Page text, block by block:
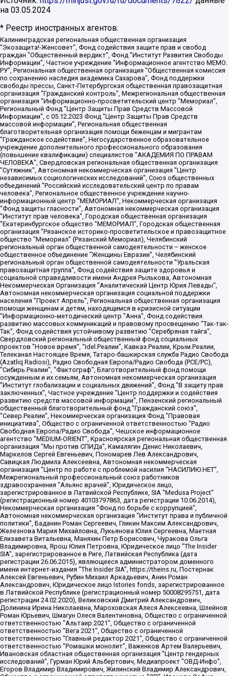
на 03.05.2024
* Реестр иностранных агентов:
Калининградская региональная общественная организация "Экозащита!-Женсовет", Фонд содействия защите прав и свобод граждан "Общественный вердикт", Фонд "Институт Развития Свободы Информации", Частное учреждение "Информационное агентство МЕМО. РУ", Региональная общественная организация "Общественная комиссия по сохранению наследия академика Сахарова", Фонд поддержки свободы прессы, Санкт-Петербургская общественная правозащитная организация "Гражданский контроль", Межрегиональная общественная организация "Информационно-просветительский центр "Мемориал", Региональный Фонд "Центр Защиты Прав Средств Массовой Информации", с 05.12.2023 Фонд "Центр Защиты Прав Средств массовой информации", Региональная общественная благотворительная организация помощи беженцам и мигрантам "Гражданское содействие", Негосударственное образовательное учреждение дополнительного профессионального образования (повышение квалификации) специалистов "АКАДЕМИЯ ПО ПРАВАМ ЧЕЛОВЕКА", Свердловская региональная общественная организация "Сутяжник", Автономная некоммерческая организация "Центр независимых социологических исследований", Союз общественных объединений "Российский исследовательский центр по правам человека", Региональное общественное учреждение научно-информационный центр "МЕМОРИАЛ", Некоммерческая организация "Фонд защиты гласности", Автономная некоммерческая организация "Институт прав человека", Городская общественная организация "Екатеринбургское общество "МЕМОРИАЛ", Городская общественная организация "Рязанское историко-просветительское и правозащитное общество "Мемориал" (Рязанский Мемориал), Челябинский региональный орган общественной самодеятельности – женское общественное объединение "Женщины Евразии", Челябинский региональный орган общественной самодеятельности "Уральская правозащитная группа", Фонд содействия защите здоровья и социальной справедливости имени Андрея Рылькова, Автономная Некоммерческая Организация "Аналитический Центр Юрия Левады", Автономная некоммерческая организация социальной поддержки населения "Проект Апрель", Региональная общественная организация помощи женщинам и детям, находящимся в кризисной ситуации "Информационно-методический центр "Анна", Фонд содействия развитию массовых коммуникаций и правовому просвещению "Так-так-Так", Фонд содействия устойчивому развитию "Серебряная тайга", Свердловский региональный общественный фонд социальных проектов "Новое время", "Idel.Реалии", Кавказ.Реалии, Крым.Реалии, Телеканал Настоящее Время, Татаро-башкирская служба Радио Свобода (Azatliq Radiosi), Радио Свободная Европа/Радио Свобода (PCE/PC), "Сибирь.Реалии", "Фактограф", Благотворительный фонд помощи осужденным и их семьям, Автономная некоммерческая организация "Институт глобализации и социальных движений", Фонд "В защиту прав заключенных", Частное учреждение "Центр поддержки и содействия развитию средств массовой информации", Пензенский региональный общественный благотворительный фонд "Гражданский союз", "Север.Реалии", Некоммерческая организация Фонд "Правовая инициатива", Общество с ограниченной ответственностью "Радио Свободная Европа/Радио Свобода", Чешское информационное агентство "MEDIUM-ORIENT", Красноярская региональная общественная организация "Мы против СПИДа", Камалягин Денис Николаевич, Маркелов Сергей Евгеньевич, Пономарев Лев Александрович, Савицкая Людмила Алексеевна, Автономная некоммерческая организация "Центр по работе с проблемой насилия "НАСИЛИЮ.НЕТ", Межрегиональный профессиональный союз работников здравоохранения "Альянс врачей", Юридическое лицо, зарегистрированное в Латвийской Республике, SIA "Medusa Project" (регистрационный номер 40103797863, дата регистрации 10.06.2014), Некоммерческая организация "Фонд по борьбе с коррупцией", Автономная некоммерческая организация "Институт права и публичной политики", Баданин Роман Сергеевич, Гликин Максим Александрович, Железнова Мария Михайловна, Лукьянова Юлия Сергеевна, Маетная Елизавета Витальевна, Маняхин Петр Борисович, Чуракова Ольга Владимировна, Ярош Юлия Петровна, Юридическое лицо "The Insider SIA", зарегистрированное в Риге, Латвийская Республика (дата регистрации 26.06.2015), являющееся администратором доменного имени интернет-издания "The Insider SIA", https://theins.ru, Постернак Алексей Евгеньевич, Рубин Михаил Аркадьевич, Анин Роман Александрович, Юридическое лицо Istories fonds, зарегистрированное в Латвийской Республике (регистрационный номер 50008295751, дата регистрации 24.02.2020), Великовский Дмитрий Александрович, Долинина Ирина Николаевна, Мароховская Алеся Алексеевна, Шлейнов Роман Юрьевич, Шмагун Олеся Валентиновна, Общество с ограниченной ответственностью "Альтаир 2021", Общество с ограниченной ответственностью "Вега 2021", Общество с ограниченной ответственностью "Главный редактор 2021", Общество с ограниченной ответственностью "Ромашки монолит", Важенков Артем Валерьевич, Ивановская областная общественная организация "Центр гендерных исследований", Гурман Юрий Альбертович, Медиапроект "ОВД-Инфо", Егоров Владимир Владимирович, Жилинский Владимир Александрович, Общество с ограниченной ответственностью "ЗП", Иванова София Юрьевна, Карезина Инна Павловна, Кильтау Екатерина Викторовна, Петров Алексей Викторович, Пискунов Сергей Евгеньевич, Смирнов Сергей Сергеевич, Тихонов Михаил Сергеевич, Общество с ограниченной ответственностью "ЖУРНАЛИСТ-ИНОСТРАННЫЙ АГЕНТ", Арапова Галина Юрьевна, Вольтская Татьяна Анатольевна, Американская компания "Mason G.E.S. Anonymous Foundation" (США), являющаяся владельцем интернет-издания https://mnews.world/, Компания "Stichting Bellingcat", зарегистрированная в Нидерландах (дата регистрации 11.07.2018), Захаров Андрей Вячеславович, Клепиковская Екатерина Дмитриевна, Общество с ограниченной ответственностью "МЕМО", Перл Роман Александрович, Симонов Евгений Алексеевич, Соловьева Елена Анатольевна, Сотников Даниил Владимирович, Сурначева Елизавета Дмитриевна, Автономная некоммерческая организация по защите прав человека и информированию населения "Якутия – Наше Мнение", Общество с ограниченной ответственностью "Москоу диджитал медиа", с 26.01.2023 Общество с ограниченной ответственностью "Чайка Белые сады", Ветошкина Валерия Валерьевна, Заговора Максим Александрович, Межрегиональное общественное движение "Российская ЛГБТ - сеть", Оленичев Максим Владимирович, Павлов Иван Юрьевич, Скворцова Елена Сергеевна, Общество с ограниченной ответственностью "Как бы инагент", Кочетков Игорь Викторович, Общество с ограниченной ответственностью "Честные выборы", Еланчик Олег Александрович, Общество с ограниченной ответственностью "Нобелевский призыв", Гималова Регина Эмилевна, Григорьев Андрей Валерьевич, Григорьева Алина Александровна, Ассоциация по содействию защите прав призывников, альтернативнослужащих и военнослужащих "Правозащитная группа "Гражданин.Армия.Право", Хисамова Регина Фаритовна, Автономная некоммерческая организация по реализации социально-правовых программ "Лилит", Дальневосточное общественное движение "Маяк", Санкт-Петербургская ЛГБТ-инициативная группа "Выход", Инициативная группа ЛГБТ+ "Реверс", Алексеев Андрей Викторович, Бекбулатова Таисия Львовна, Беляев Иван Михайлович, Владыкина Елена Сергеевна, Гельман Марат Александрович, Никульшина Вероника Юрьевна, Толоконникова Надежда Андреевна, Шендерович Виктор Анатольевич, Общество с ограниченной ответственностью "Данное сообщение", Общество с ограниченной ответственностью Издательский дом "Новая глава", Айнбиндер Александра Александровна, Московский комьюнити-центр для ЛГБТ+инициатив, Благотворительный фонд развития филантропии, Deutsche Welle (Германия, Kurt-Schumacher-Strasse 3, 53113 Bonn), Борзунова Мария Михайловна, Воробьев Виктор Викторович, Голубева Анна Львовна, Константинова Алла Михайловна, Малкова Ирина Владимировна, Мурадов Мурад Абдулгалимович, Осетинская Елизавета Николаевна, Понасенков Евгений Николаевич, Ганапольский Матвей Юрьевич, Киселев Евгений Алексеевич, Борухович Ирина Григорьевна, Дремин Иван Тимофеевич, Дубровский Дмитрий Викторович, Красноярская региональная общественная организация поддержки и развития альтернативных образовательных технологий и межкультурных коммуникаций "ИНТЕРРА", Маяковская Екатерина Алексеевна, Фейгин Марк Захарович, Филимонов Андрей Викторович, Дзугкоева Регина Николаевна, Доброхотов Роман Александрович, Дудь Юрий Александрович, Елкин Сергей Владимирович, Кругликов Кирилл Игоревич, Сабунаева Мария Леонидовна, Семенов Алексей Владимирович, Шаинян Карен Багратович, Шульман Екатерина Михайловна, Асафьев Артур Валерьевич, Вахштайн Виктор Семенович, Венедиктов Алексей Алексеевич, Лушникова Екатерина Евгеньевна, Волков Леонид Михайлович, Невзоров Александр Глебович, Пархоменко Сергей Борисович, Сироткин Ярослав Николаевич, Кара-Мурза Владимир Владимирович, Баранова Наталья Владимировна, Гозман Леонид Яковлевич, Кагарлицкий Борис Юльевич, Климарев Михаил Валерьевич, Милов Владимир Станиславович, Автономная некоммерческая организация Краснодарский центр современного искусства "Типография", Моргенштерн Алишер Тагирович, Соболь Любовь Эдуардовна, Общество с ограниченной ответственностью "ЛИЗА НОРМ", Каспаров Гарри Кимович, Ходорковский Михаил Борисович, Общество с ограниченной ответственностью "Апрельские тезисы", Данилович Ирина Брониславовна, Кашин Олег Владимирович, Петров Николай Владимирович, Пивоваров Алексей Владимирович, Соколов Михаил Владимирович, Цветкова Юлия Владимировна, Чичваркин Евгений Александрович, Комитет против пыток/Команда против пыток, Общество с ограниченной ответственностью "Первый научный", Общество с ограниченной ответственностью "Вертолет и ко", Белоцерковская Вероника Борисовна, Кац Максим Евгеньевич, Лазарева Татьяна Юрьевна, Шаведдинов Руслан Табризович, Яшин Илья Валерьевич, Общество с ограниченной ответственностью "Иноагент ААВ", Алешковский Дмитрий Петрович, Альбац Евгения Марковна, Быков Дмитрий Львович, Галямина Юлия Евгеньевна, Лойко Сергей Леонидович, Мартынов Кирилл Константинович, Медведев Сергей Александрович, Крашенинников Федор Геннадиевич, Гордеева Катерина Вл